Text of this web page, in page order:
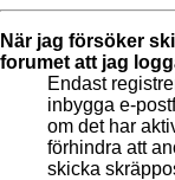
När jag försöker
forumet att jag
Endast
inbygga e-
om det har
förhindra att
skicka